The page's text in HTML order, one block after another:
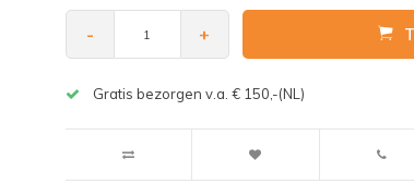
- +
Gratis bezorgen v.a. € 150,-(NL)